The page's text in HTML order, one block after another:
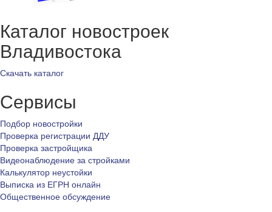
Каталог новостроек
Владивостока
Скачать каталог
Сервисы
Подбор новостройки
Проверка регистрации ДДУ
Проверка застройщика
Видеонаблюдение за стройками
Калькулятор неустойки
Выписка из ЕГРН онлайн
Общественное обсуждение